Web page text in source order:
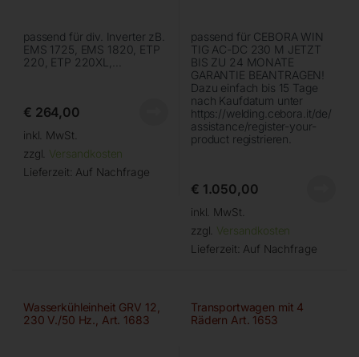
passend für div. Inverter zB.
EMS 1725, EMS 1820, ETP
220, ETP 220XL,…
€ 264,00
inkl. MwSt.
zzgl. Versandkosten
Lieferzeit: Auf Nachfrage
passend für CEBORA WIN
TIG AC-DC 230 M JETZT
BIS ZU 24 MONATE
GARANTIE BEANTRAGEN!
Dazu einfach bis 15 Tage
nach Kaufdatum unter
https://welding.cebora.it/de/
assistance/register-your-
product registrieren.
€ 1.050,00
inkl. MwSt.
zzgl. Versandkosten
Lieferzeit: Auf Nachfrage
Wasserkühleinheit GRV 12,
230 V./50 Hz., Art. 1683
Transportwagen mit 4
Rädern Art. 1653